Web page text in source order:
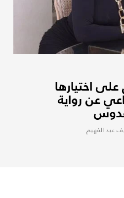
على اختيارها
عن رواية
عبد الفهيم